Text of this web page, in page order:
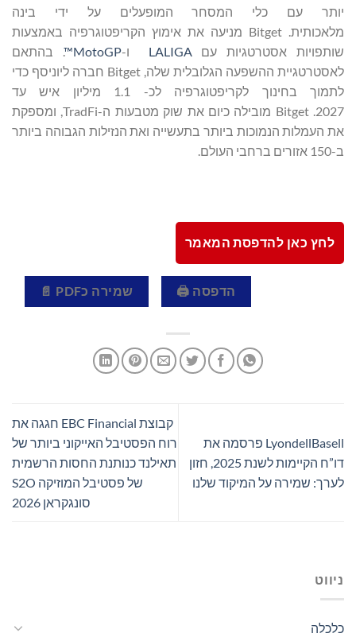
יותר עם כלי המסחר המופעלים על ידי בינה
מלאכותית. Bitget מניעה את אימוץ הקריפטוגרפיה באמצעות
שותפויות אסטרטגיות עםLALIGA ו-MotoGP™
. בהתאם
לאסטרטגיית ההשפעה הגלובלית שלה, Bitget חברה ליוניסף כדי
לתמוך בחינוך לקריפטוגרפיה לכ- 1.1 מיליון איש עד
2027. Bitget מובילה כיום את שוק מטבעות ה-TradFi, ומספקת
את העמלות הנמוכות ביותר בתעשייה ואת הנזילות הגבוהה ביותר
ב-150 אזורים ברחבי העולם.
לחץ כאן להדפסת המאמר
הדפסה 🖨 שמירה כPDF 📄
LyondellBasell פרסמה את
דו”ח הקיימות לשנת 2025, חזון
לערך: שמירה על המיקוד שלנו
קבוצת EBC Financial חגגה את
רוח הפסטיבל האייקוני ביותר של
תאילנד כנותנת החסות הרשמית
של פסטיבל המוזיקה S2O
סונגקראן 2026
ניווט
כלכלה